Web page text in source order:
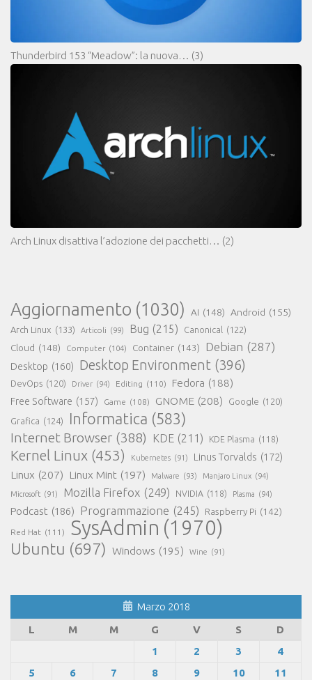
Thunderbird 153 “Meadow”: la nuova… (3)
Arch Linux disattiva l’adozione dei pacchetti… (2)
Aggiornamento (1030) AI (148) Android (155)
Arch Linux (133) Articoli (99) Bug (215) Canonical (122)
Cloud (148) Computer (104) Container (143) Debian (287)
Desktop (160) Desktop Environment (396)
DevOps (120) Driver (94) Editing (110) Fedora (188)
Free Software (157) Game (108) GNOME (208) Google (120)
Grafica (124) Informatica (583)
Internet Browser (388) KDE (211) KDE Plasma (118)
Kernel Linux (453) Kubernetes (91) Linus Torvalds (172)
Linux (207) Linux Mint (197) Malware (93) Manjaro Linux (94)
Microsoft (91) Mozilla Firefox (249) NVIDIA (118) Plasma (94)
Podcast (186) Programmazione (245) Raspberry Pi (142)
Red Hat (111) SysAdmin (1970)
Ubuntu (697) Windows (195) Wine (91)
Marzo 2018
L
M M G V S
D
1
2 3
4
5
6 7 8 9 10
11